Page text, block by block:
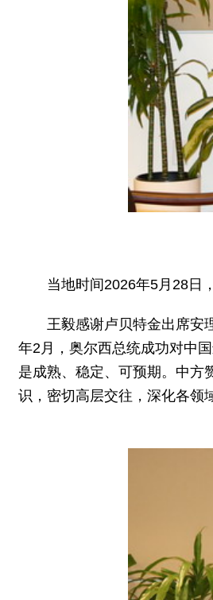
当地时间2026年5月28日
王毅感谢卢贝特金出席安
年2月，奥尔西总统成功对中
是成熟、稳定、可预期。中方
识，密切高层交往，深化各领